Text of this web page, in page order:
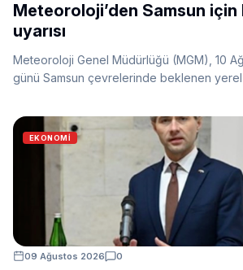
Meteoroloji’den Samsun için
uyarısı
Meteoroloji Genel Müdürlüğü (MGM), 10
günü Samsun çevrelerinde beklenen
EKONOMI
09 Ağustos 2026 0